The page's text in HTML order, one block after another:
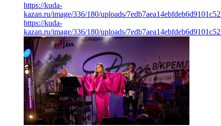
https://kuda-
kazan.ru/image/336/180/uploads/
https://kuda-
kazan.ru/image/336/180/uploads/